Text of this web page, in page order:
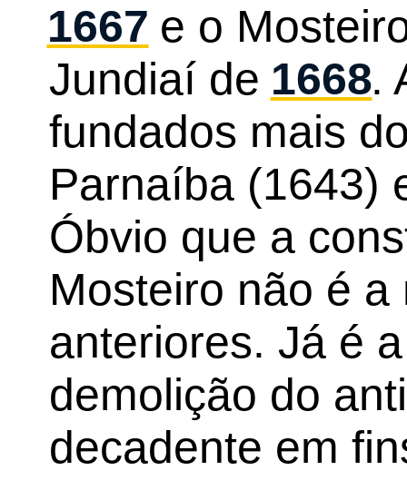
1667e o
Jundiaí de 1668.
fundados mais
Parnaíba (1643)
Óbvio que a
Mosteiro não é
anteriores. Já é
demolição do
decadente em